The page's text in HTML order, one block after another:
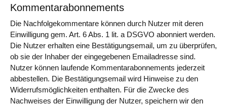
Kommentarabonnements
Die Nachfolgekommentare können durch Nutzer mit deren
Einwilligung gem. Art. 6 Abs. 1 lit. a DSGVO abonniert werden.
Die Nutzer erhalten eine Bestätigungsemail, um zu überprüfen,
ob sie der Inhaber der eingegebenen Emailadresse sind.
Nutzer können laufende Kommentarabonnements jederzeit
abbestellen. Die Bestätigungsemail wird Hinweise zu den
Widerrufsmöglichkeiten enthalten. Für die Zwecke des
Nachweises der Einwilligung der Nutzer, speichern wir den